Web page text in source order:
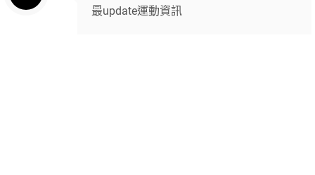
最update運動資訊